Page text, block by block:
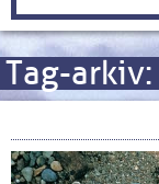
Tag-arkiv: